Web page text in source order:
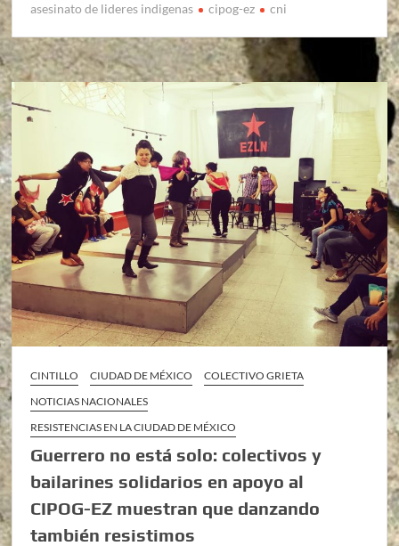
asesinato de lideres indigenas cipog-ez cni
CINTILLO CIUDAD DE MÉXICO
COLECTIVO GRIETA
NOTICIAS NACIONALES
RESISTENCIAS EN LA CIUDAD DE MÉXICO
Guerrero no está solo: colectivos y
bailarines solidarios en apoyo al
CIPOG-EZ muestran que danzando
también resistimos